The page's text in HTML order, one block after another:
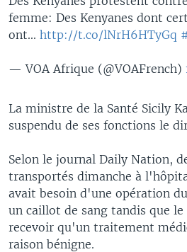
femme: Des Kenyanes dont
ont... http://t.co/lNrH6HTyGq
— VOA Afrique (@VOAFrench)
La ministre de la Santé Sicily
suspendu de ses fonctions le
Selon le journal Daily Nation,
transportés dimanche à
avait besoin d'une opération
un caillot de sang tandis que
recevoir qu'un traitement
raison bénigne.